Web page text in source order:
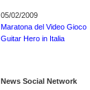
05/02/2009
Maratona del Video Gioco
Guitar Hero in Italia
News Social Network